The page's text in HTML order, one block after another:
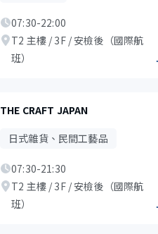
07:30-22:00
T2 主樓 / 3F / 安檢後（國際航
班）
THE CRAFT JAPAN
日式雜貨、民間工藝品
07:30-21:30
T2 主樓 / 3F / 安檢後（國際航
班）